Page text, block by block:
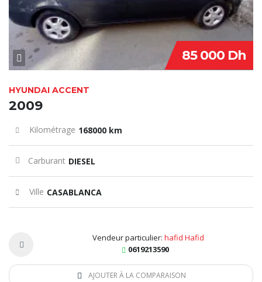
85 000 Dh
HYUNDAI ACCENT
2009
Kilométrage 168000 km
Carburant DIESEL
Ville CASABLANCA
Vendeur particulier: hafid Hafid
0619213590
AJOUTER À LA COMPARAISON